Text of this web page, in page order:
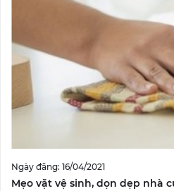
Ngày đăng: 16/04/2021
Mẹo vặt vệ sinh, dọn dẹp nhà